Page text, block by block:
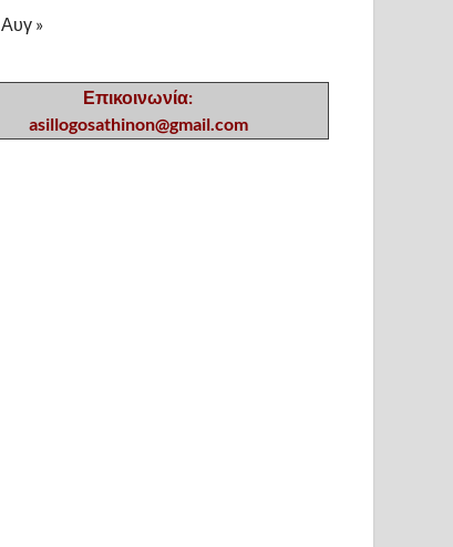
Αυγ »
Επικοινωνία:
asillogosathinon@gmail.com